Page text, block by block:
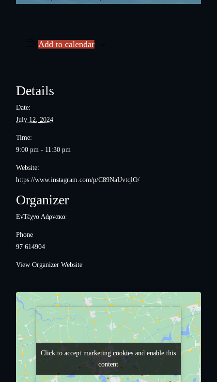
Add to calendar
Details
Date:
July 12, 2024
Time:
9:00 pm - 11:30 pm
Website:
https://www.instagram.com/p/C89NaUvtqlO/
Organizer
ΕνΤέχνο Λάρνακα
Phone
97 614904
View Organizer Website
Click to accept marketing cookies and enable this
content
Click to accept marketing cookies and enable this
content